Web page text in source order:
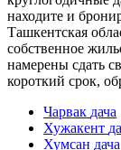
находите и
Ташкентская
собственное
намерены сдать
короткий срок,
Чарвак дача
Хужакент
Хумсан дача